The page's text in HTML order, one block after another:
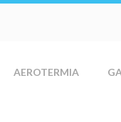
AEROTERMIA